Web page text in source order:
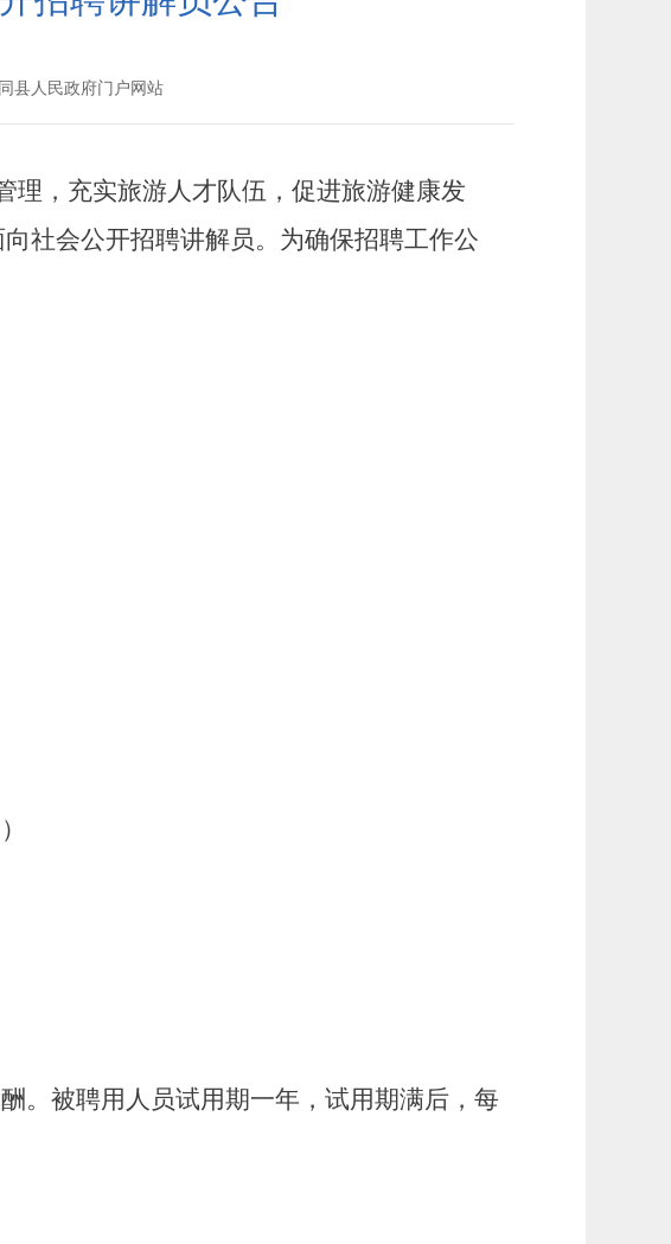
县人民政府门户网站
理，充实旅游人才队伍，促进旅游健康发
社会公开招聘讲解员。为确保招聘工作公
。被聘用人员试用期一年，试用期满后，每